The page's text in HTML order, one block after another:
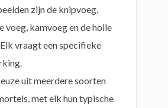
zijn de knipvoeg,
voeg, kamvoeg en de holle
vraagt een specifieke
uit meerdere soorten
met elk hun typische